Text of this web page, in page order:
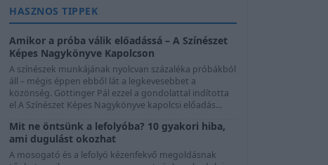
HASZNOS TIPPEK
Amikor a próba válik előadássá – A Színészet
Képes Nagykönyve Kapolcson
A színészek munkájának nyolcvan százaléka próbákból
áll – mégis éppen ebből lát a legkevesebbet a
közönség. Göttinger Pál ezzel a gondolattal indította
el A Színészet Képes Nagykönyve kapolcsi előadás...
Mit ne öntsünk a lefolyóba? 10 gyakori hiba,
ami dugulást okozhat
A mosogató és a lefolyó kézenfekvő megoldásnak